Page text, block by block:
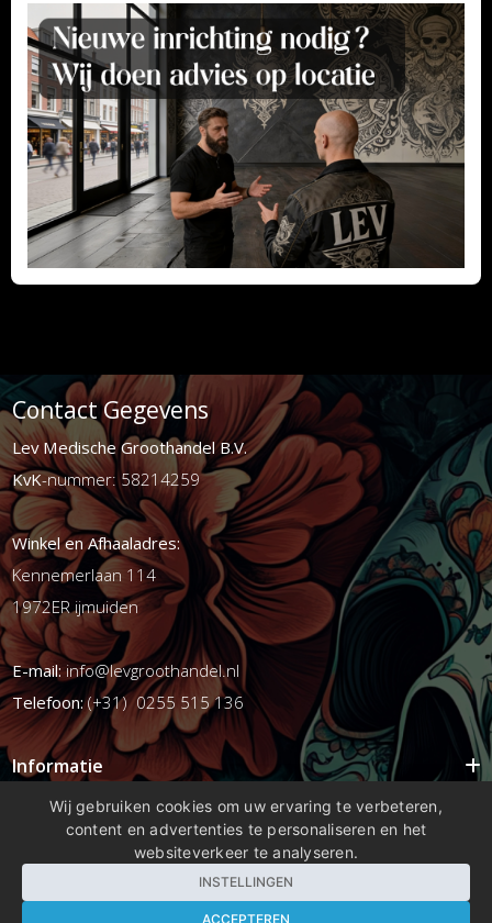
Contact Gegevens
Lev Medische Groothandel B.V.
KvK-nummer: 58214259
Winkel en Afhaaladres:
Kennemerlaan 114
1972ER ijmuiden
E-mail:info@levgroothandel.nl
Telefoon:(+31) 0255 515 136
Informatie
Mijn account
Wij gebruiken cookies om uw ervaring te verbeteren,
content en advertenties te personaliseren en het
websiteverkeer te analyseren.
INSTELLINGEN
ACCEPTEREN